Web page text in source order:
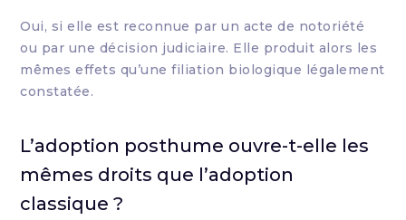
Oui, si elle est reconnue par un acte de notoriété
ou par une décision judiciaire. Elle produit alors les
mêmes effets qu’une filiation biologique légalement
constatée.
L’adoption posthume ouvre-t-elle les
mêmes droits que l’adoption
classique ?